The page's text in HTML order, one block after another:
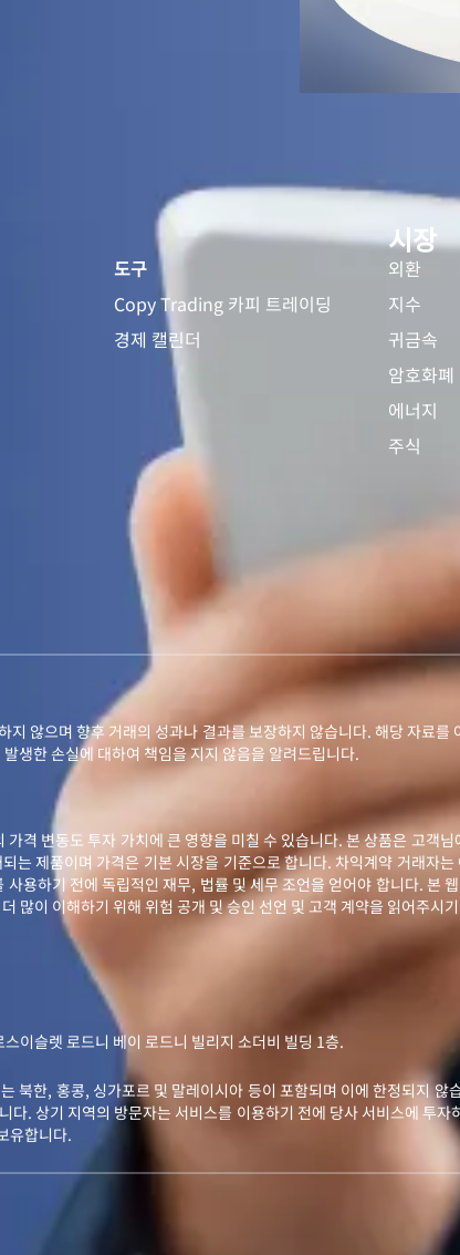
도구
Copy Trading 카피 트레이딩
경제 캘린더
시장
외환
지수
귀금속
암호화폐
에너지
주식
않으며 향후 거래의 성과나 결과를 보장하지 않습니다. 해당 자료
생한 손실에 대하여 책임을 지지 않음을 알려드립니다.
격 변동도 투자 가치에 큰 영향을 미칠 수 있습니다. 본 상품은 고객
는 제품이며 가격은 기본 시장을 기준으로 합니다. 차익계약 거래자
용하기 전에 독립적인 재무, 법률 및 세무 조언을 얻어야 합니다. 본
많이 이해하기 위해 위험 공개 및 승인 선언 및 고객 계약을 읽어주시
슬렛 로드니 베이 로드니 빌리지 소더비 빌딩 1층.
북한, 홍콩, 싱가포르 및 말레이시아 등이 포함되며 이에 한정되지
. 상기 지역의 방문자는 서비스를 이용하기 전에 당사 서비스에 투
유합니다.